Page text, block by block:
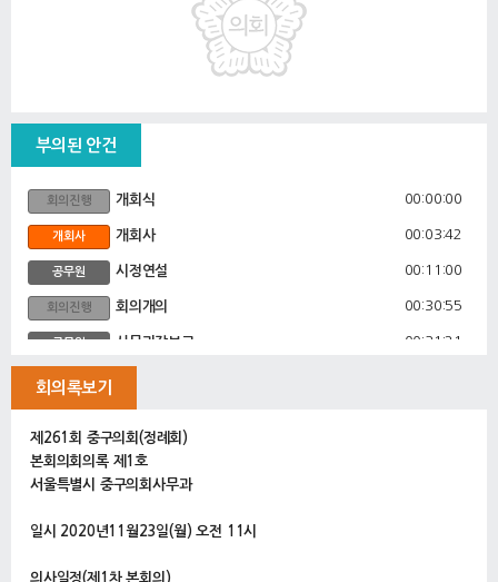
부의된 안건
회의진행 개회식 00:00:00
개회사 개회사 00:03:42
공무원 시정연설 00:11:00
회의진행 회의개의 00:30:55
공무원 사무과장보고 00:31:21
5분자유발언
1. 정례회 회기 결정의 건
2. 의사일정 결정의 건
안건 3. 회의록 서명의원 선임의 건
4. 2020년도 제5회 추가경정사업예산안
회의록보기
제261회 중구의회(정례회)
본회의회의록 제1호
서울특별시 중구의회사무과
일시 2020년11월23일(월) 오전 11시
의사일정(제1차 본회의)